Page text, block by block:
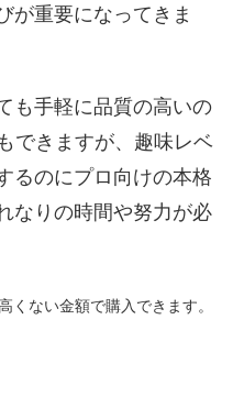
が重要になってきま
も手軽に品質の高いの
できますが、趣味レベ
るのにプロ向けの本格
なりの時間や努力が必
ない金額で購入できます。